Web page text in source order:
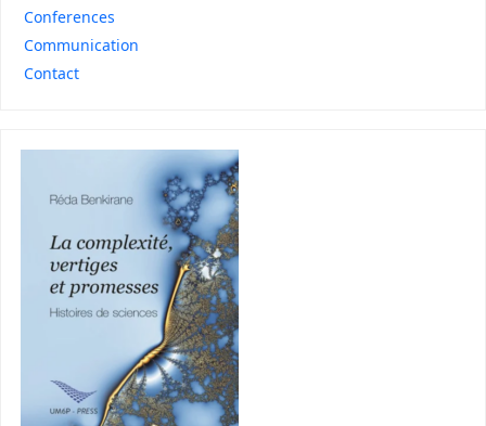
Conferences
Communication
Contact